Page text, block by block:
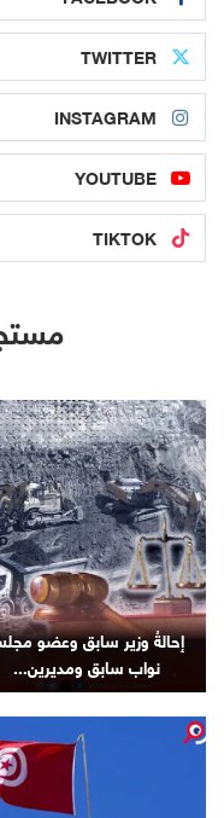
TWITTER
INSTAGRAM
YOUTUBE
TIKTOK
إحالةُ وزير سابق وعضو
نواب سابق ومديرين...